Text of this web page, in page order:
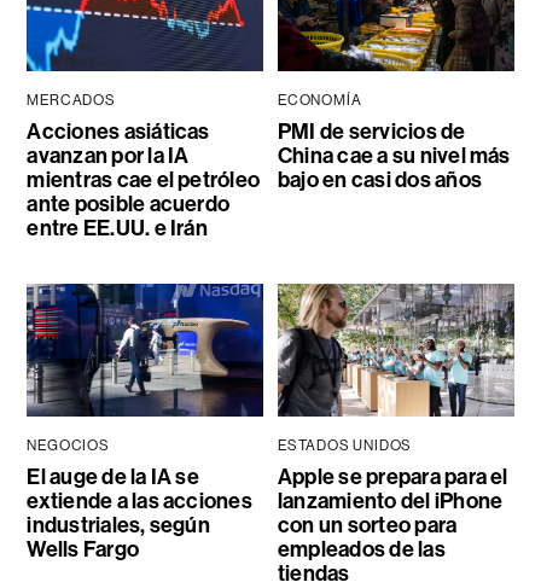
MERCADOS
Acciones asiáticas
avanzan por la IA
mientras cae el petróleo
ante posible acuerdo
entre EE.UU. e Irán
ECONOMÍA
PMI de servicios de
China cae a su nivel más
bajo en casi dos años
NEGOCIOS
El auge de la IA se
extiende a las acciones
industriales, según
Wells Fargo
ESTADOS UNIDOS
Apple se prepara para el
lanzamiento del iPhone
con un sorteo para
empleados de las
tiendas